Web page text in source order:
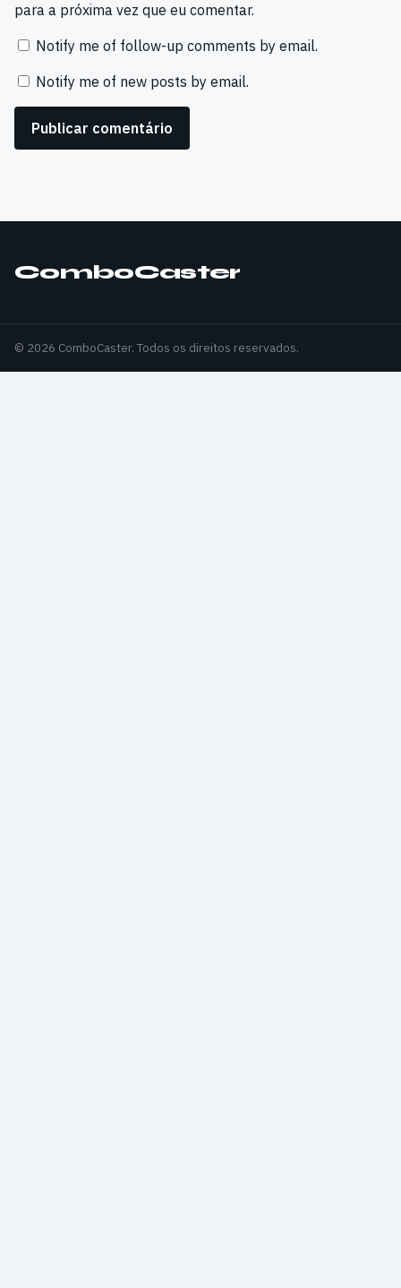
para a próxima vez que eu comentar.
Notify me of follow-up comments by email.
Notify me of new posts by email.
ComboCaster
© 2026 ComboCaster. Todos os direitos reservados.